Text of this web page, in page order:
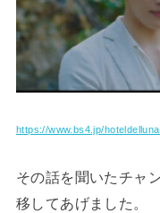
https://www.bs4.jp/
その話を聞いたチャ
移してあげました。